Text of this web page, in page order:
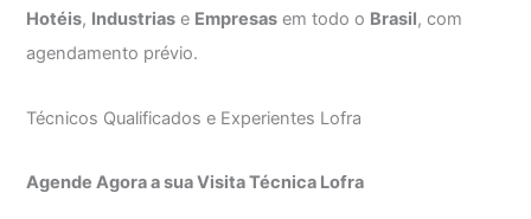
Hotéis, Industrias e Empresas em todo o Brasil, com
agendamento prévio.
Técnicos Qualificados e Experientes Lofra
Agende Agora a sua Visita Técnica Lofra